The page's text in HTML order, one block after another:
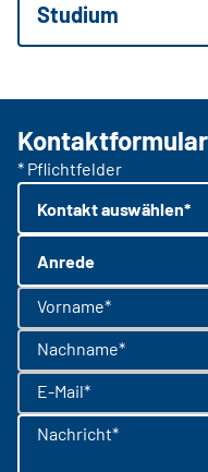
Studium
Kontaktformular
* Pflichtfelder
Kontakt auswählen*
Anrede
Vorname*
Nachname*
E-Mail*
Nachricht*